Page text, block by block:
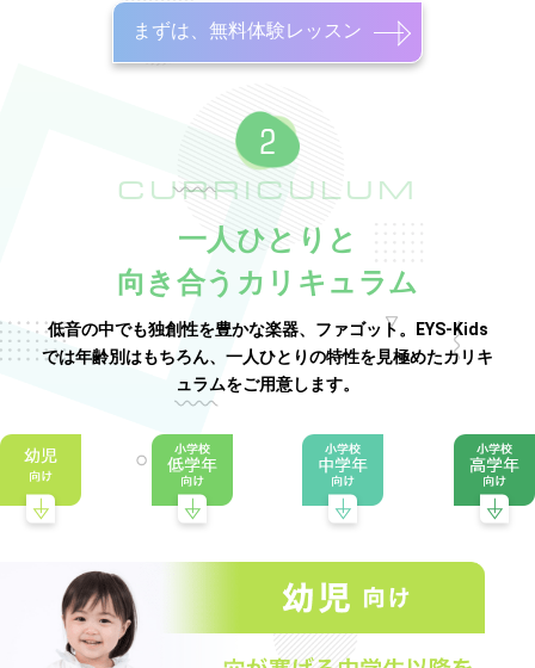
まずは、無料体験レッスン
CURRICULUM
一人ひとりと
向き合うカリキュラム
低音の中でも独創性を豊かな楽器、ファゴット。EYS-Kids
では年齢別はもちろん、一人ひとりの特性を見極めたカリキ
ュラムをご用意します。